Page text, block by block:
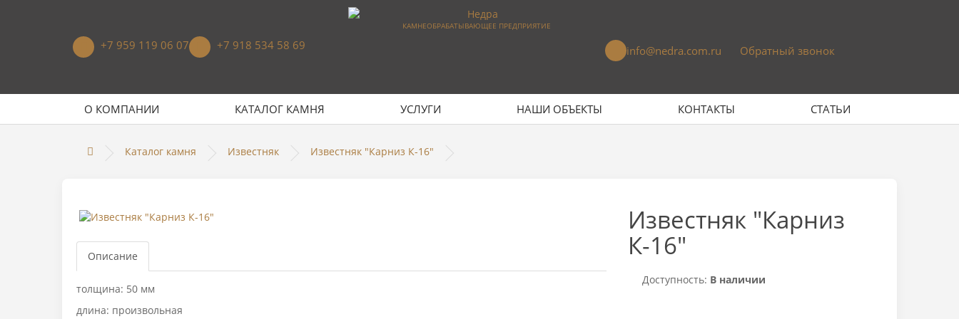
+7 959 119 06 07 +7 918 534 58 69
КАМНЕОБРАБАТЫВАЮЩЕЕ ПРЕДПРИЯТИЕ
info@nedra.com.ru Обратный звонок
О КОМПАНИИ КАТАЛОГ КАМНЯ УСЛУГИ НАШИ ОБЪЕКТЫ КОНТАКТЫ СТАТЬИ
Каталог камня Известняк Известняк "Карниз К-16"
Описание
толщина: 50 мм
длина: произвольная
Известняк "Карниз
К-16"
Доступность: В наличии